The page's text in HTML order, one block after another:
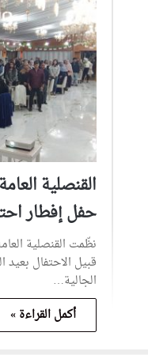
القنصلية
حفل إفطار
نظّمت القنصلية
قبيل الاحتفال بعيد
الجالية…
أكمل القراءة »